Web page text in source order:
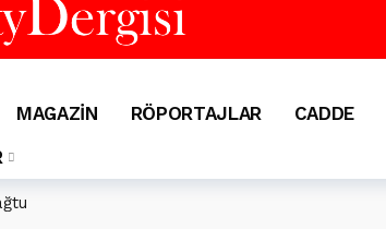
MAGAZİN RÖPORTAJLAR CADDE